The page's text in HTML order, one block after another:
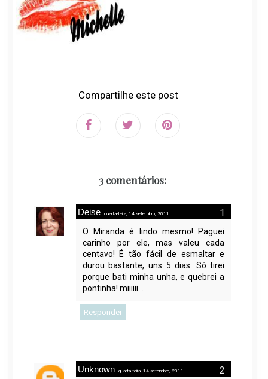
Compartilhe este post
3 comentários:
Deise quarta-feira, 14 setembro, 2011
O Miranda é lindo mesmo! Paguei
carinho por ele, mas valeu cada
centavo! É tão fácil de esmaltar e
durou bastante, uns 5 dias. Só tirei
porque bati minha unha, e quebrei a
pontinha! miiiiii...
Responder
Unknown quarta-feira, 14 setembro, 2011